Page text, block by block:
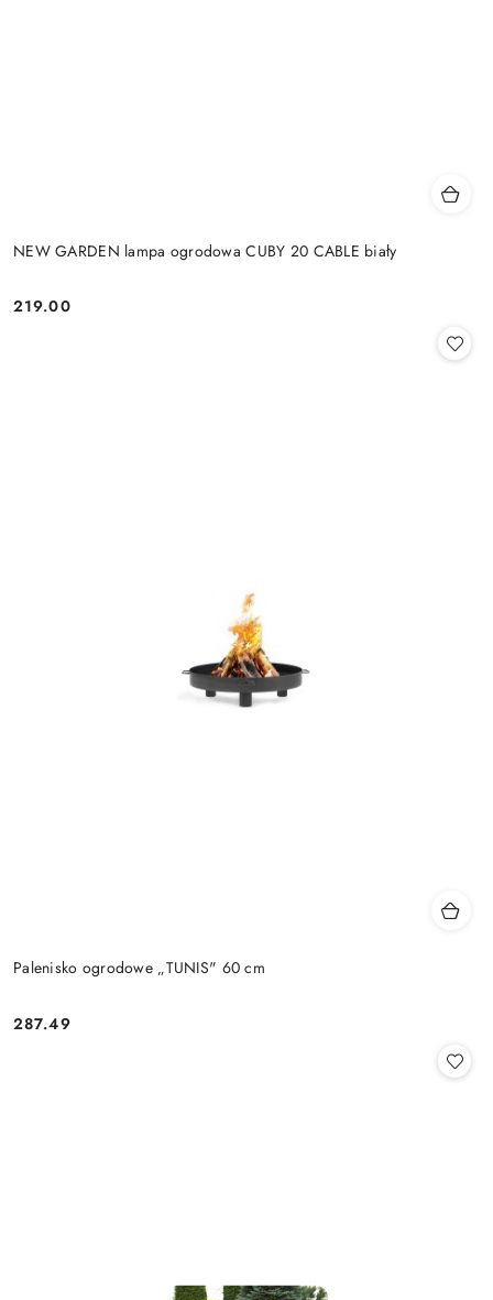
NEW GARDEN lampa ogrodowa CUBY 20 CABLE biały
Cena:
219.00
Palenisko ogrodowe „TUNIS" 60 cm
Cena:
287.49